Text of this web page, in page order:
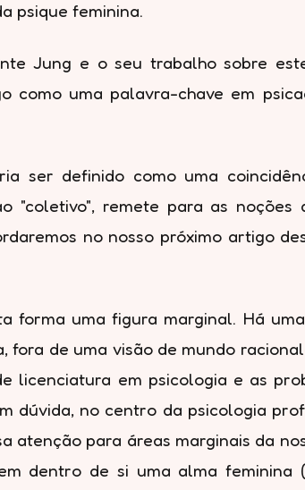
psique feminina.
Jung e o seu trabalho sobre
uma palavra-chave em
ser definido como uma
"coletivo", remete para as noções
no nosso próximo artigo
forma uma figura marginal. Há
fora de uma visão de mundo
licenciatura em psicologia e as
dúvida, no centro da psicologia
atenção para áreas marginais da
dentro de si uma alma feminina